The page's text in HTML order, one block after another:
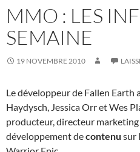
MMO : LES
SEMAINE
19 NOVEMBRE 2010
Le développeur de Fallen Earth
Haydysch, Jessica Orr et Wes
producteur, directeur
développement decontenu sur